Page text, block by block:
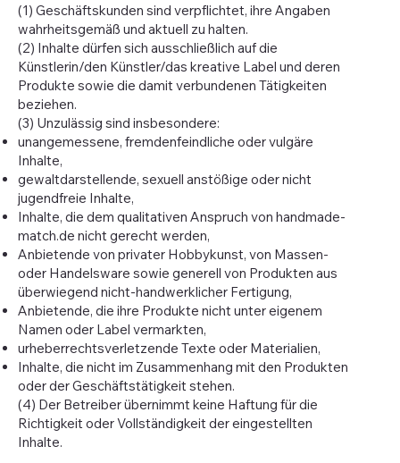
(1) Geschäftskunden sind verpflichtet, ihre Angaben
wahrheitsgemäß und aktuell zu halten.
(2) Inhalte dürfen sich ausschließlich auf die
Künstlerin/den Künstler/das kreative Label und deren
Produkte sowie die damit verbundenen Tätigkeiten
beziehen.
(3) Unzulässig sind insbesondere:
unangemessene, fremdenfeindliche oder vulgäre
Inhalte,
gewaltdarstellende, sexuell anstößige oder nicht
jugendfreie Inhalte,
Inhalte, die dem qualitativen Anspruch von handmade-
match.de nicht gerecht werden,
Anbietende von privater Hobbykunst, von Massen-
oder Handelsware sowie generell von Produkten aus
überwiegend nicht-handwerklicher Fertigung,
Anbietende, die ihre Produkte nicht unter eigenem
Namen oder Label vermarkten,
urheberrechtsverletzende Texte oder Materialien,
Inhalte, die nicht im Zusammenhang mit den Produkten
oder der Geschäftstätigkeit stehen.
(4) Der Betreiber übernimmt keine Haftung für die
Richtigkeit oder Vollständigkeit der eingestellten
Inhalte.